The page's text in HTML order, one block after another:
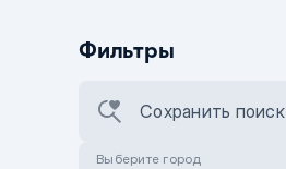
Фильтры
Сохранить поиск
Выберите город